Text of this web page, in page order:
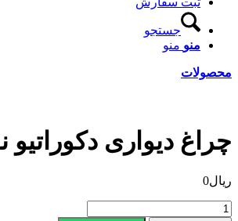
جستجو
منو منو
محصولات
چراغ دیواری دکوراتیو
ریال0
چراغ